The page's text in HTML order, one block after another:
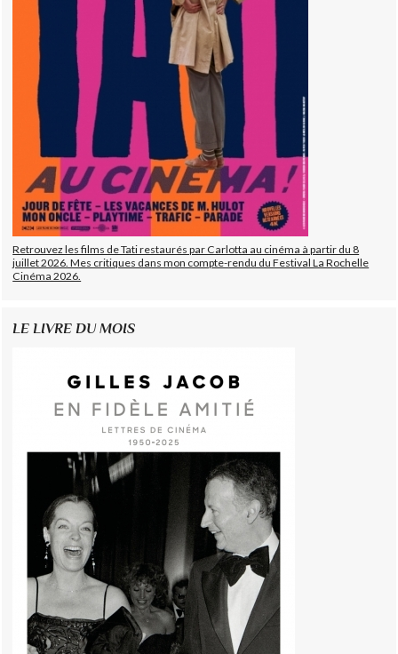
Retrouvez les films de Tati restaurés par Carlotta au cinéma à partir du 8
juillet 2026. Mes critiques dans mon compte-rendu du Festival La Rochelle
Cinéma 2026.
LE LIVRE DU MOIS